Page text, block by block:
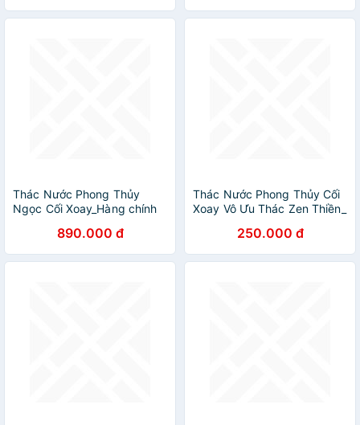
Thác Nước Phong Thủy
Ngọc Cối Xoay_Hàng chính
890.000 đ
Thác Nước Phong Thủy Cối
Xoay Vô Ưu Thác Zen Thiền_
250.000 đ